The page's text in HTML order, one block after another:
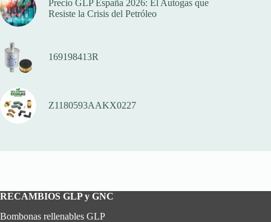
Precio GLP España 2026: El Autogas que
Resiste la Crisis del Petróleo
169198413R
Z1180593AAKX0227
RECAMBIOS GLP y GNC
Bombonas rellenables GLP